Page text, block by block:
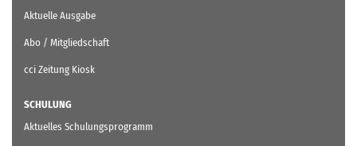
Aktuelle Ausgabe
Abo / Mitgliedschaft
cci Zeitung Kiosk
SCHULUNG
Aktuelles Schulungsprogramm